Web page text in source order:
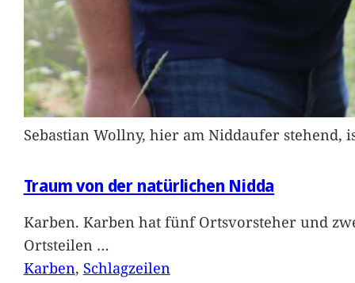
Sebastian Wollny, hier am Niddaufer
Traum von der natürlichen Nidda
Karben. Karben hat fünf Ortsvorsteher und
Ortsteilen …
Karben, Schlagzeilen